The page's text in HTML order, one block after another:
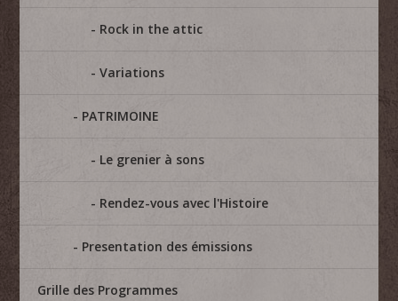
Rock in the attic
Variations
PATRIMOINE
Le grenier à sons
Rendez-vous avec l'Histoire
Presentation des émissions
Grille des Programmes